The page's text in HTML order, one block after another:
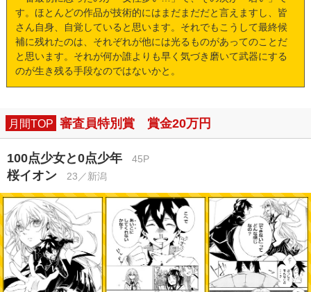
す。ほとんどの作品が技術的にはまだまだだと言えますし、皆
さん自身、自覚していると思います。それでもこうして最終候
補に残れたのは、それぞれが他には光るものがあってのことだ
と思います。それが何か誰よりも早く気づき磨いて武器にする
のが生き残る手段なのではないかと。
月間TOP 審査員特別賞 賞金20万円
100点少女と0点少年 45P
桜イオン 23／新潟